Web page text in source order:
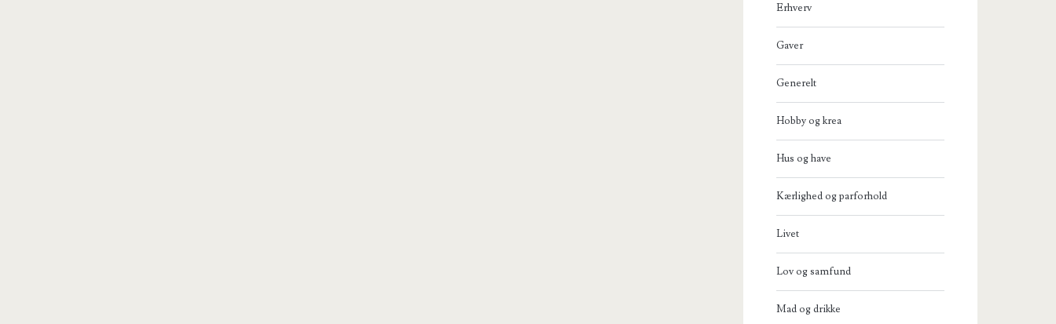
Erhverv
Gaver
Generelt
Hobby og krea
Hus og have
Kærlighed og parforhold
Livet
Lov og samfund
Mad og drikke